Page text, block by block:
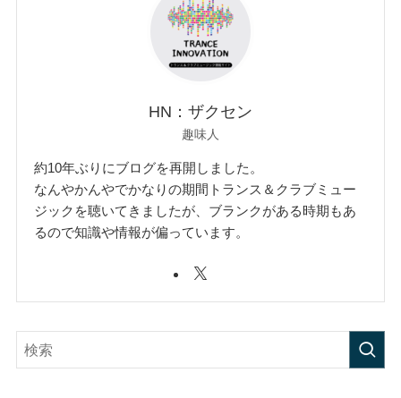
HN：ザクセン
趣味人
約10年ぶりにブログを再開しました。
なんやかんやでかなりの期間トランス＆クラブミュー
ジックを聴いてきましたが、ブランクがある時期もあ
るので知識や情報が偏っています。